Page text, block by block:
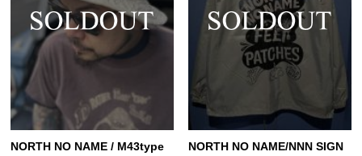
NORTH NO NAME / M43type
NORTH NO NAME/NNN SIGN